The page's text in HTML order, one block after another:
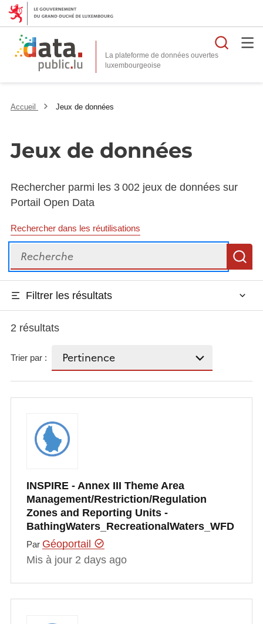
La plateforme de données ouvertes
Accueil Jeux de données
Jeux de données
Rechercher parmi les 3 002 jeux de données sur
Portail Open Data
Rechercher dans les réutilisations
Recherche
Filtrer les résultats
2 résultats
Trier par :
INSPIRE - Annex III Theme Area
Management/Restriction/Regulation
Zones and Reporting Units -
BathingWaters_RecreationalWaters_WFD
Par Géoportail
Mis à jour 2 days ago